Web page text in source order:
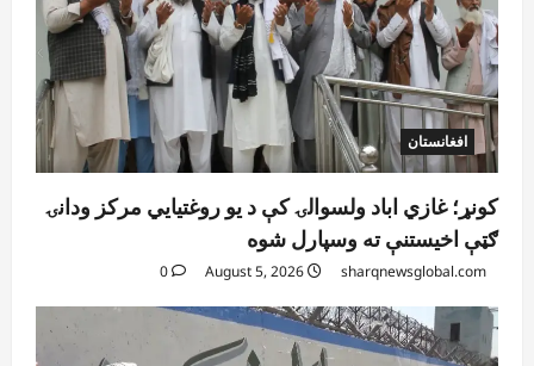
افغانستان
کونړ؛ غازي اباد ولسوالۍ کې د یو روغتیايي مرکز ودانۍ
ګټې اخیستنې ته وسپارل شوه
sharqnewsglobal.com
0